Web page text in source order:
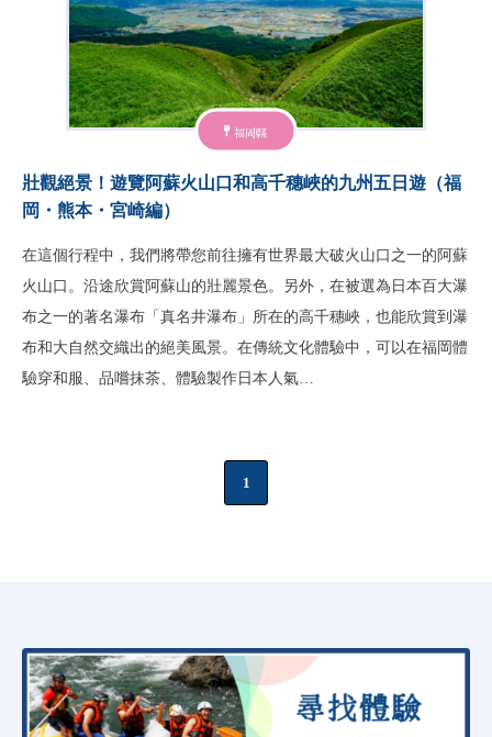
福岡縣
壯觀絕景！遊覽阿蘇火山口和高千穗峽的九州五日遊（福
岡・熊本・宮崎編）
在這個行程中，我們將帶您前往擁有世界最大破火山口之一的阿蘇
火山口。沿途欣賞阿蘇山的壯麗景色。另外，在被選為日本百大瀑
布之一的著名瀑布「真名井瀑布」所在的高千穗峽，也能欣賞到瀑
布和大自然交織出的絕美風景。在傳統文化體驗中，可以在福岡體
驗穿和服、品嚐抹茶、體驗製作日本人氣…
1